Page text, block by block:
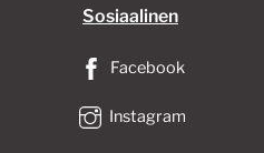
Sosiaalinen
Facebook
Instagram